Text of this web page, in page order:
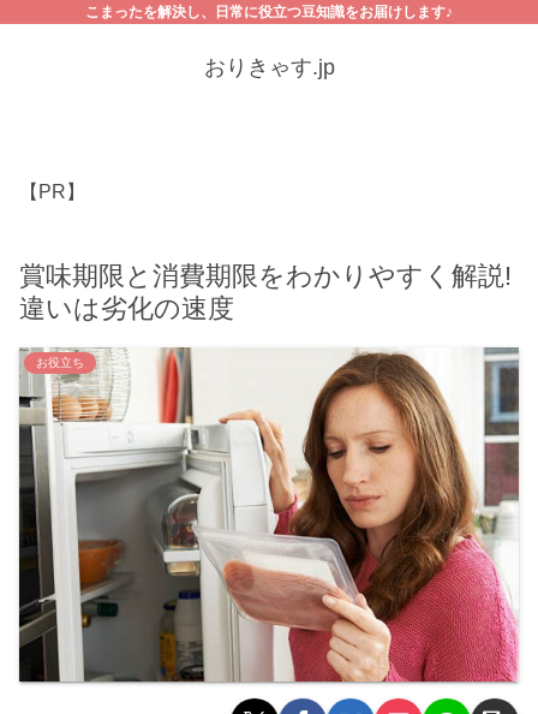
こまったを解決し、日常に役立つ豆知識をお届けします♪
おりきゃす.jp
【PR】
賞味期限と消費期限をわかりやすく解説!
違いは劣化の速度
お役立ち